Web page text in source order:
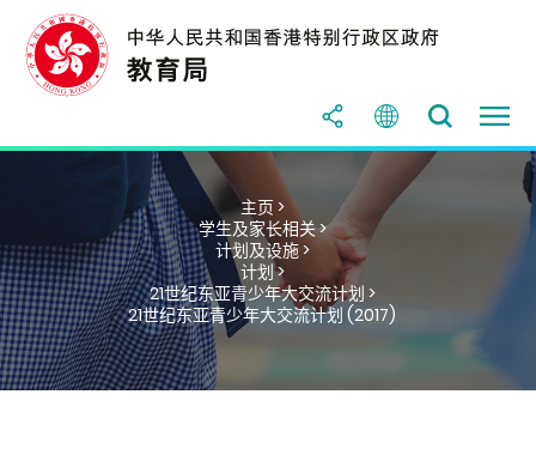
主页 >
学生及家长相关 >
计划及设施 >
计划 >
21世纪东亚青少年大交流计划 >
21世纪东亚青少年大交流计划 (2017)